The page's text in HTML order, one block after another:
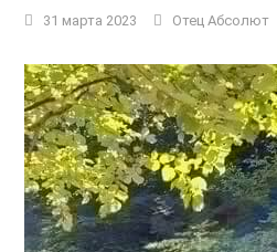
31 марта 2023 Отец Абсолют